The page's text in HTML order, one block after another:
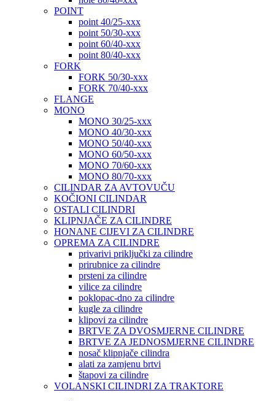
POINT
point 40/25-xxx
point 50/30-xxx
point 60/40-xxx
point 80/40-xxx
FORK
FORK 50/30-xxx
FORK 70/40-xxx
FLANGE
MONO
MONO 30/25-xxx
MONO 40/30-xxx
MONO 50/40-xxx
MONO 60/50-xxx
MONO 70/60-xxx
MONO 80/70-xxx
CILINDAR ZA AVTOVUČU
KOČIONI CILINDAR
OSTALI CILINDRI
KLIPNJAČE ZA CILINDRE
HONANE CIJEVI ZA CILINDRE
OPREMA ZA CILINDRE
privarivi priključki za cilindre
prirubnice za cilindre
prsteni za cilindre
vilice za cilindre
poklopac-dno za cilindre
kugle za cilindre
klipovi za cilindre
BRTVE ZA DVOSMJERNE CILINDRE
BRTVE ZA JEDNOSMJERNE CILINDRE
nosač klipnjače cilindra
alati za zamjenu brtvi
štapovi za cilindre
VOLANSKI CILINDRI ZA TRAKTORE